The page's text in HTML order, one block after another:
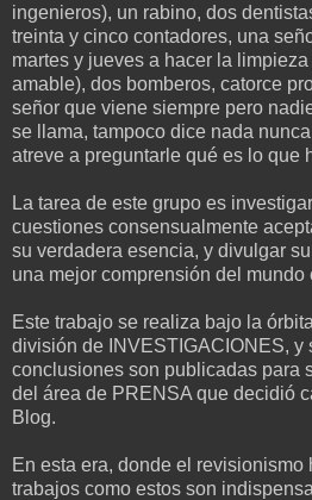
ingenieros), un rabino, dos
treinta y cinco contadores, una
martes y jueves a hacer la
amable), dos bomberos, catorce
señor que viene siempre pero
se llama, tampoco dice nada
atreve a preguntarle qué es lo que
La tarea de este grupo es
cuestiones consensualmente
su verdadera esencia, y divulgar
una mejor comprensión del mundo
Este trabajo se realiza bajo la
división de INVESTIGACIONES, y
conclusiones son publicadas para
del área de PRENSA que decidió
Blog.
En esta era, donde el revisionismo
trabajos como estos son